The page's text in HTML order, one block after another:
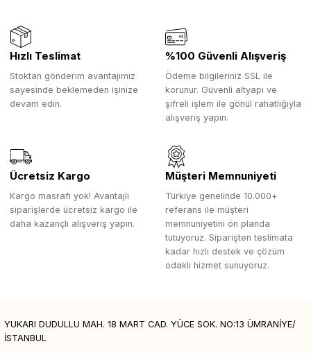
Hızlı Teslimat
Stoktan gönderim avantajımız
sayesinde beklemeden işinize
devam edin.
%100 Güvenli Alışveriş
Ödeme bilgileriniz SSL ile
korunur. Güvenli altyapı ve
şifreli işlem ile gönül rahatlığıyla
alışveriş yapın.
Ücretsiz Kargo
Kargo masrafı yok! Avantajlı
siparişlerde ücretsiz kargo ile
daha kazançlı alışveriş yapın.
Müşteri Memnuniyeti
Türkiye genelinde 10.000+
referans ile müşteri
memnuniyetini ön planda
tutuyoruz. Siparişten teslimata
kadar hızlı destek ve çözüm
odaklı hizmet sunuyoruz.
YUKARI DUDULLU MAH. 18 MART CAD. YÜCE SOK. NO:13 ÜMRANİYE/
İSTANBUL